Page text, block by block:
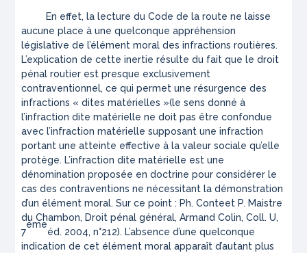
En effet, la lecture du Code de la route ne laisse
aucune place à une quelconque appréhension
législative de l’élément moral des infractions routières.
L’explication de cette inertie résulte du fait que le droit
pénal routier est presque exclusivement
contraventionnel, ce qui permet une résurgence des
infractions « ditesmatérielles »(le sens donné à
l’infraction dite matérielle ne doit pas être confondue
avec l’infraction matérielle supposant une infraction
portant une atteinte effective à la valeur sociale qu’elle
protège. L’infraction dite matérielle est une
dénomination proposée en doctrine pour considérer le
cas des contraventions ne nécessitant la démonstration
d’un élément moral. Sur ce point : Ph. Conteet P. Maistre
du Chambon, Droit pénal général, Armand Colin, Coll. U,
7
ème
éd. 2004, n°212). L’absence d’une quelconque
indication de cet élément moral apparaît d’autant plus